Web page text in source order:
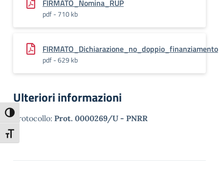
Attiva/disattiva alto contrasto
Attiva/disattiva dimensione testo
FIRMATO_Nomina_RUP
pdf - 710 kb
FIRMATO_Dichiarazione_no_doppio_finanziamento
pdf - 629 kb
Ulteriori informazioni
Protocollo: Prot. 0000269/U - PNRR